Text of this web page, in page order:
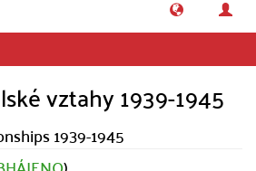
vztahy 1939-1945
1939-1945